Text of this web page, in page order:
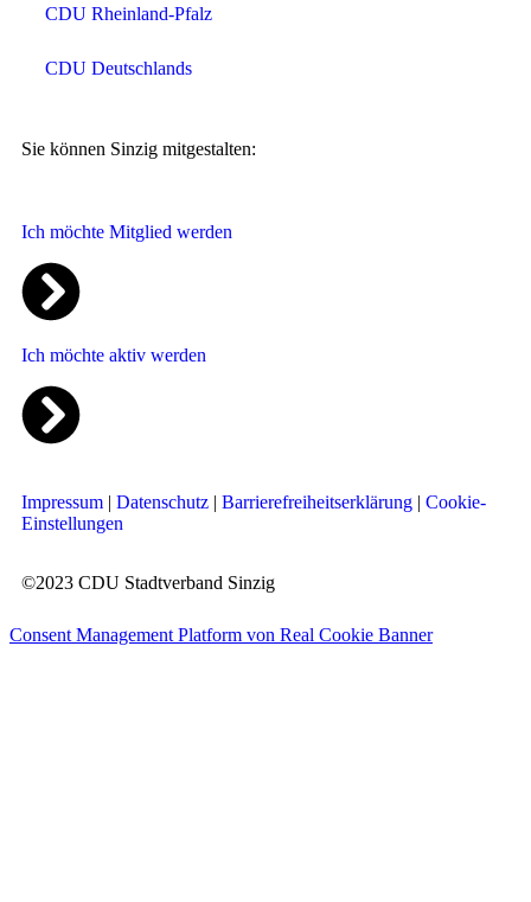
CDU Rheinland-Pfalz
CDU Deutschlands
Sie können Sinzig mitgestalten:
Ich möchte Mitglied werden
Ich möchte aktiv werden
Impressum | Datenschutz | Barrierefreiheitserklärung | Cookie-
Einstellungen
©2023 CDU Stadtverband Sinzig
Consent Management Platform von Real Cookie Banner